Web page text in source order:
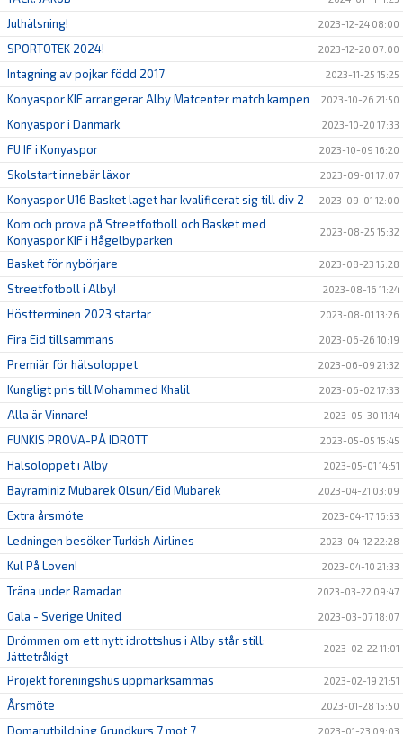
Julhälsning! 2023-12-24 08:00
SPORTOTEK 2024! 2023-12-20 07:00
Intagning av pojkar född 2017 2023-11-25 15:25
Konyaspor KIF arrangerar Alby Matcenter match kampen 2023-10-26 21:50
Konyaspor i Danmark 2023-10-20 17:33
FU IF i Konyaspor 2023-10-09 16:20
Skolstart innebär läxor 2023-09-01 17:07
Konyaspor U16 Basket laget har kvalificerat sig till div 2 2023-09-01 12:00
Kom och prova på Streetfotboll och Basket med
Konyaspor KIF i Hågelbyparken
2023-08-25 15:32
Basket för nybörjare 2023-08-23 15:28
Streetfotboll i Alby! 2023-08-16 11:24
Höstterminen 2023 startar 2023-08-01 13:26
Fira Eid tillsammans 2023-06-26 10:19
Premiär för hälsoloppet 2023-06-09 21:32
Kungligt pris till Mohammed Khalil 2023-06-02 17:33
Alla är Vinnare! 2023-05-30 11:14
FUNKIS PROVA-PÅ IDROTT 2023-05-05 15:45
Hälsoloppet i Alby 2023-05-01 14:51
Bayraminiz Mubarek Olsun/Eid Mubarek 2023-04-21 03:09
Extra årsmöte 2023-04-17 16:53
Ledningen besöker Turkish Airlines 2023-04-12 22:28
Kul På Loven! 2023-04-10 21:33
Träna under Ramadan 2023-03-22 09:47
Gala - Sverige United 2023-03-07 18:07
Drömmen om ett nytt idrottshus i Alby står still:
Jättetråkigt
2023-02-22 11:01
Projekt föreningshus uppmärksammas 2023-02-19 21:51
Årsmöte 2023-01-28 15:50
Domarutbildning Grundkurs 7 mot 7 2023-01-23 09:03